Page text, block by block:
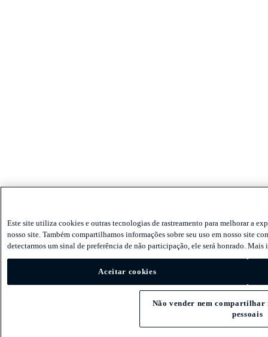
Este site utiliza cookies e outras tecnologias de rastreamento para melhorar a
nosso site. Também compartilhamos informações sobre seu uso em nosso site
detectarmos um sinal de preferência de não participação, ele será honrado. Mais
Aceitar cookies
Não vender nem compartilhar
pessoais